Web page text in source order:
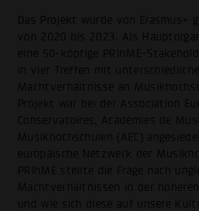
Das Projekt wurde von Erasmus+
von 2020 bis 2023. Als
eine 50-köpfige PRIhME-
in vier Treffen mit
Machtverhältnisse an
Projekt war bei der Association
Conservatoires, Académies de
Musikhochschulen (AEC)
europäische Netzwerk der
PRIhME stellte die Frage nach
Machtverhältnissen in der
und wie sich diese auf unsere